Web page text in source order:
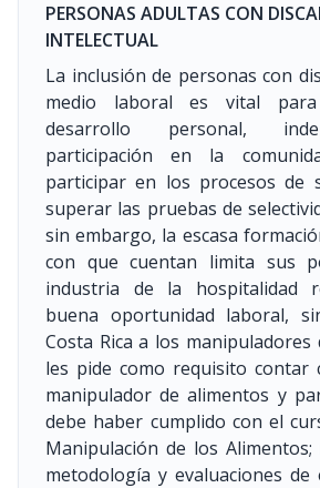
PERSONAS ADULTAS CON
INTELECTUAL
La inclusión de personas con
medio laboral es vital
desarrollo personal,
participación en la
participar en los procesos de
superar las pruebas de
sin embargo, la escasa
con que cuentan limita sus
industria de la hospitalidad
buena oportunidad laboral,
Costa Rica a los manipuladores
les pide como requisito contar
manipulador de alimentos y
debe haber cumplido con el
Manipulación de los
metodología y evaluaciones de